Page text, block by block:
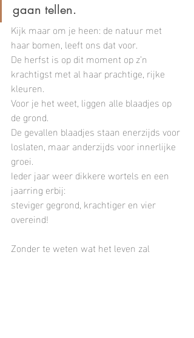
gaan tellen.
Kijk maar om je heen: de natuur met
haar bomen, leeft ons dat voor.
De herfst is op dit moment op z’n
krachtigst met al haar prachtige, rijke
kleuren.
Voor je het weet, liggen alle blaadjes op
de grond.
De gevallen blaadjes staan enerzijds voor
loslaten, maar anderzijds voor innerlijke
groei.
Ieder jaar weer dikkere wortels en een
jaarring erbij:
steviger gegrond, krachtiger en vier
overeind!
Zonder te weten wat het leven zal